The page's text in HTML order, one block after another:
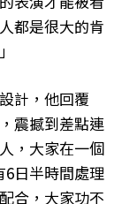
都是很大的肯
計，他回覆
震撼到差點連
，大家在一個
日半時間處理
合，大家功不